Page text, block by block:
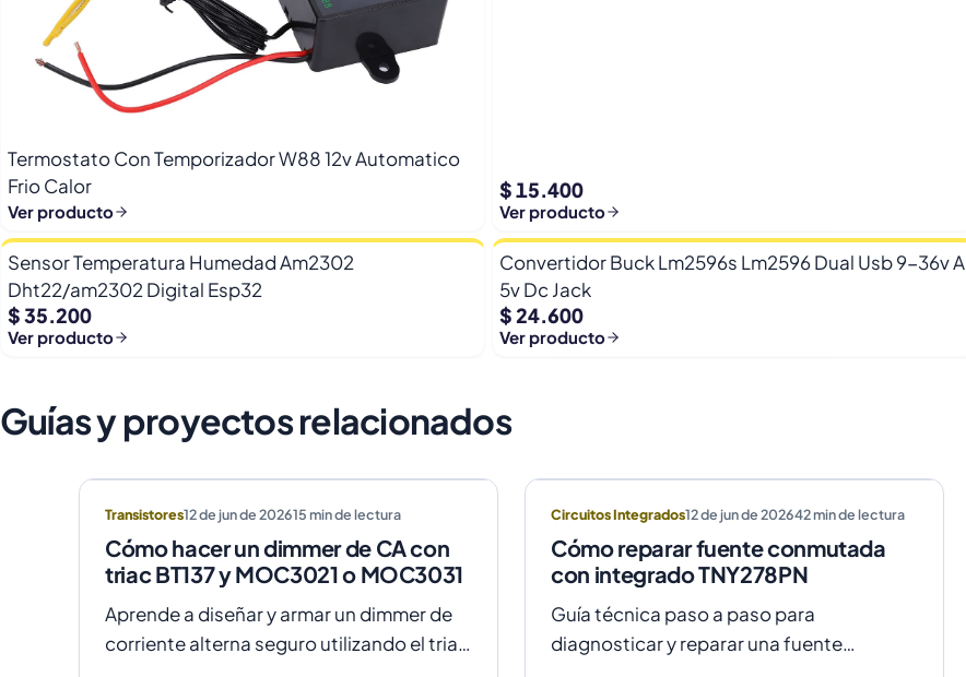
Termostato Con Temporizador W88 12v Automatico
Frio Calor
Ver producto
$ 15.400
Ver producto
Sensor Temperatura Humedad Am2302
Dht22/am2302 Digital Esp32
$ 35.200
Ver producto
Convertidor Buck Lm2596s Lm2596 Dual Usb 9-36v A
5v Dc Jack
$ 24.600
Ver producto
Guías y proyectos relacionados
Transistores12 de jun de 202615min de lectura
Cómo hacer un dimmer de CA con
triac BT137 y MOC3021 o MOC3031
Aprende a diseñar y armar un dimmer de
corriente alterna seguro utilizando el triac
Circuitos Integrados12 de jun de 202642min de lectura
Cómo reparar fuente conmutada
con integrado TNY278PN
Guía técnica paso a paso para
diagnosticar y reparar una fuente